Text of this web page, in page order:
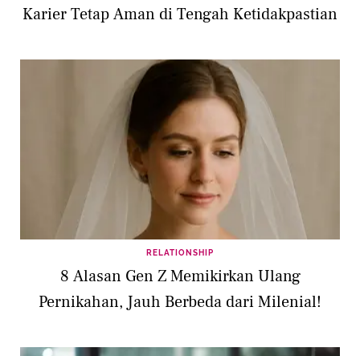
Karier Tetap Aman di Tengah Ketidakpastian
RELATIONSHIP
8 Alasan Gen Z Memikirkan Ulang
Pernikahan, Jauh Berbeda dari Milenial!